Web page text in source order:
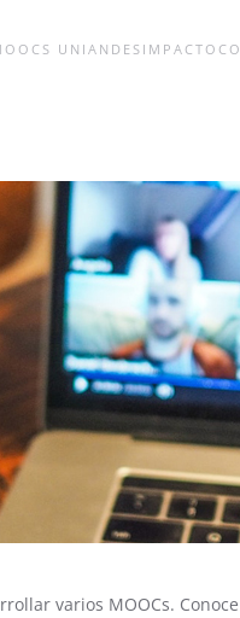
UNIANDES IMPACTO
varios MOOCs.